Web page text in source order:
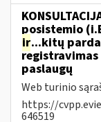
posistemio
ir...kitų
registravimas
paslaugų
Web turinio
https://
646519